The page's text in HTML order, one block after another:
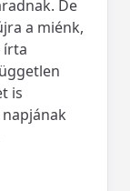
De
a miénk,
írta
is